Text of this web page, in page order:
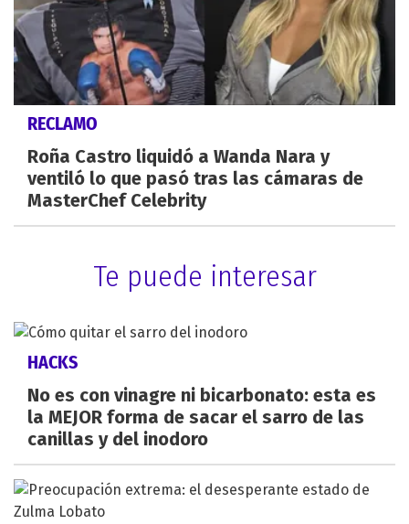
RECLAMO
Roña Castro liquidó a Wanda Nara y
ventiló lo que pasó tras las cámaras de
MasterChef Celebrity
Te puede interesar
HACKS
No es con vinagre ni bicarbonato: esta es
la MEJOR forma de sacar el sarro de las
canillas y del inodoro